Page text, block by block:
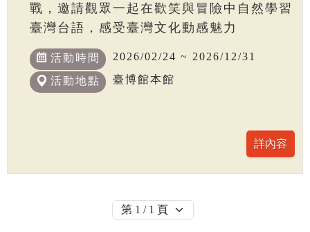
戰，邀請觀眾一起在歡笑與冒險中自然學習
臺灣台語，感受臺灣文化動感魅力
活動時間 2026/02/24 ~ 2026/12/31
活動地點 臺博館本館